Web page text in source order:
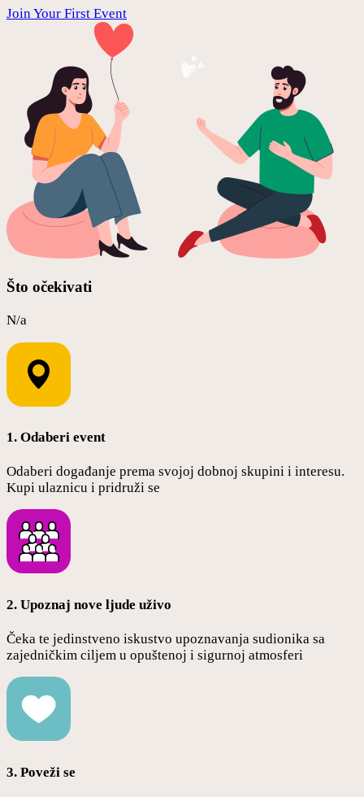
Join Your First Event
Što očekivati
N/a
1. Odaberi event
Odaberi događanje prema svojoj dobnoj skupini i interesu.
Kupi ulaznicu i pridruži se
2. Upoznaj nove ljude uživo
Čeka te jedinstveno iskustvo upoznavanja sudionika sa
zajedničkim ciljem u opuštenoj i sigurnoj atmosferi
3. Poveži se